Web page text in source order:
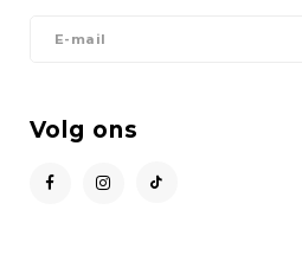
Volg ons